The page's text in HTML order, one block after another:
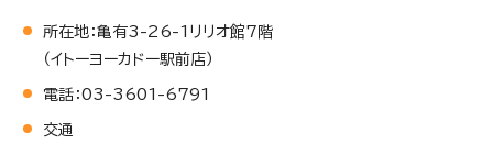
所在地：亀有3-26-1リリオ館7階
（イトーヨーカドー駅前店）
電話：03-3601-6791
交通